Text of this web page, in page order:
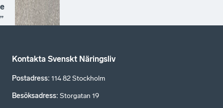
e
”
Kontakta Svenskt Näringsliv
Postadress: 114 82 Stockholm
Besöksadress: Storgatan 19